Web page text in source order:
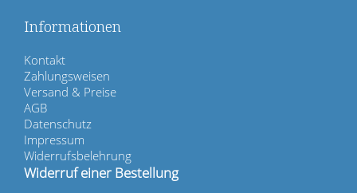
Informationen
N
a
v
i
g
a
t
i
Kontakt
Zahlungsweisen
Versand & Preise
AGB
Datenschutz
Impressum
Widerrufsbelehrung
Widerruf einer Bestellung